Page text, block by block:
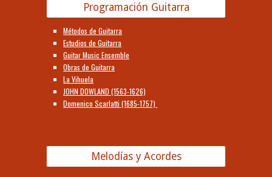
Programación Guitarra
Métodos de Guitarra
Estudios de Guitarra
Guitar Music Ensemble
Obras de Guitarra
La Vihuela
JOHN DOWLAND (1563-1626)
Domenico Scarlatti (1685-1757)
Melodías y Acordes